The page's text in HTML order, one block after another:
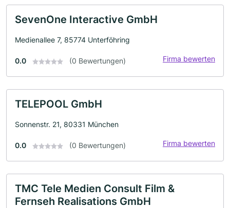
SevenOne Interactive GmbH
Medienallee 7, 85774 Unterföhring
0.0 (0 Bewertungen) Firma bewerten
TELEPOOL GmbH
Sonnenstr. 21, 80331 München
0.0 (0 Bewertungen) Firma bewerten
TMC Tele Medien Consult Film &
Fernseh Realisations GmbH